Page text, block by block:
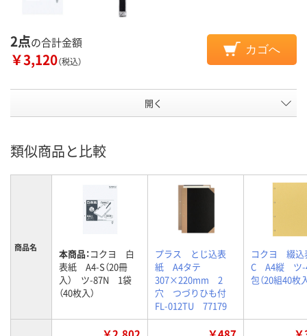
2点の合計金額
￥3,120（税込）
カゴへ
開く
類似商品と比較
商品名 本商品：コクヨ 白
表紙 A4-S（20冊
入） ツ-87N 1袋
（40枚入）
プラス とじ込表
紙 A4タテ
307×220mm 2
穴 つづりひも付
FL-012TU 77179
コクヨ 綴込
C A4縦 ツ
包（20組40枚